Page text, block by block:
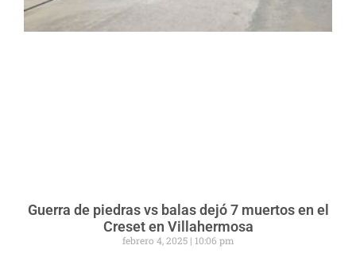
Guerra de piedras vs balas dejó 7 muertos en el
Creset en Villahermosa
febrero 4, 2025 10:06 pm